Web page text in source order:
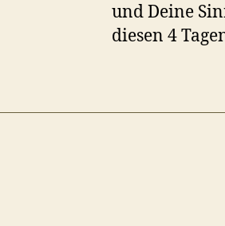
und Deine
diesen 4